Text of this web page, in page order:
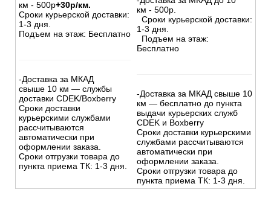
-Доставка внутри МКАД –
500р.
-Доставка за МКАД до 10
км - 500р+30р/км.
-Доставка за МКАД
свыше 10 км — службы
доставки CDEK/Boxberry
Сроки доставки
курьерскими службами
рассчитываются
автоматически при
Сроки отгрузки товара до
:
-Доставка внутри МКАД -
бесплатно
-Доставка за МКАД до 10
км - 500р.
Сроки курьерской доставки:
-Доставка за МКАД свыше 10
км — бесплатно до пункта
выдачи курьерских служб
CDEK и Boxberry
Сроки доставки курьерскими
службами рассчитываются
автоматически при